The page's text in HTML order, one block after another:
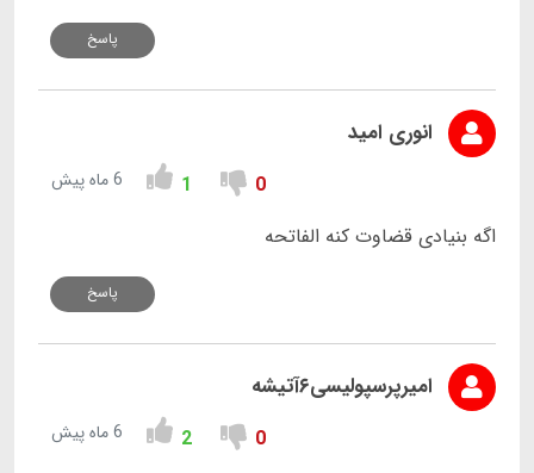
پاسخ
انوری امید
0
1 6 ماه پیش
اگه بنیادی قضاوت کنه الفاتحه
پاسخ
امیرپرسپولیسی۶آتیشه
0
2 6 ماه پیش